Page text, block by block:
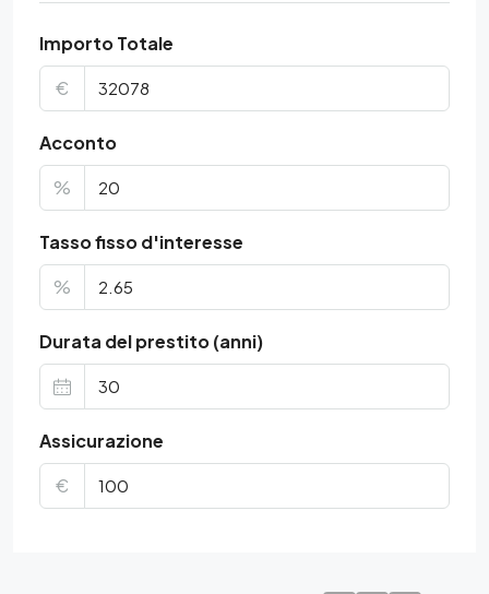
Importo Totale
€
Acconto
%
Tasso fisso d'interesse
%
Durata del prestito (anni)
Assicurazione
€